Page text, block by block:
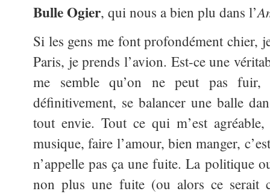
Bulle Ogier, qui nous a bien plu dans l’
Si les gens me font profondément chier,
Paris, je prends l’avion. Est-ce une
me semble qu’on ne peut pas
définitivement, se balancer une balle
tout envie. Tout ce qui m’est
musique, faire l’amour, bien manger,
n’appelle pas ça une fuite. La politique
non plus une fuite (ou alors ce serait